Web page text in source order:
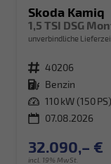
Skoda Kamiq
1,5 TSI DSG
unverbindliche
Fahrzeugnr. 40206
Kraftstoff Benzin
Leistung 110 kW (150 PS)
07.08.2026
32.090,– €
incl. 19% MwSt.